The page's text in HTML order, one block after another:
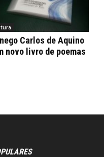
Carlos de Aquino
novo livro de poemas